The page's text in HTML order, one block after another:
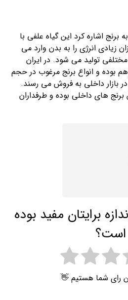
برنج اشاره کرد این گیاه علفی با
زیادی انرژی را به بدن وارد می
مختلفی تولید می شود. در ایران
بوده و انواع برنج مرغوب در حجم
بازار داخلی به فروش می رسند.
برنج های داخلی بوده و طرفداران
برایتان مفید بوده
است؟
رای شما هستیم 👋